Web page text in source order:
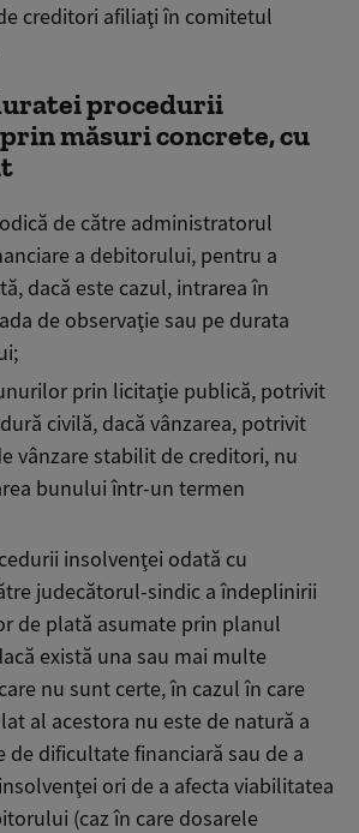
creditori afiliaţi în comitetul
procedurii
măsuri concrete, cu
de către administratorul
a debitorului, pentru a
dacă este cazul, intrarea în
de observaţie sau pe durata
prin licitaţie publică, potrivit
civilă, dacă vânzarea, potrivit
vânzare stabilit de creditori, nu
bunului într-un termen
insolvenţei odată cu
judecătorul-sindic a îndeplinirii
de plată asumate prin planul
există una sau mai multe
nu sunt certe, în cazul în care
al acestora nu este de natură a
de dificultate financiară sau de a
ori de a afecta viabilitatea
(caz în care dosarele